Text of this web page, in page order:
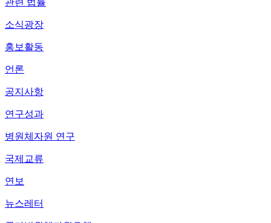
소식광장
홍보활동
언론
공지사항
연구성과
병원체자원 연구
국제교류
연보
뉴스레터